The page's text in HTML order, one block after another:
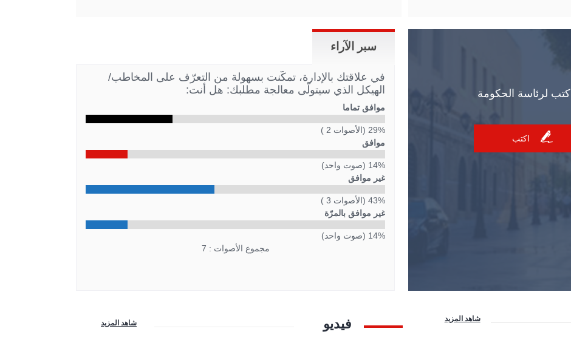
سبر الآراء
في علاقتك بالإدارة، تمكّنت بسهولة من التعرّف على المخاطب/
الهيكل الذي سيتولّى معالجة مطلبك: هل أنت:
موافق تماما
29% (الأصوات 2 )
موافق
14% (صوت واحد)
غير موافق
43% (الأصوات 3 )
غير موافق بالمرّة
14% (صوت واحد)
مجموع الأصوات : 7
اكتب لرئاسة الحكومة
اكتب
فيديو شاهد المزيد
شاهد المزيد